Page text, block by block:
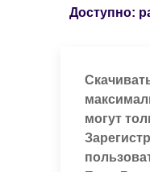
Доступно:
могут